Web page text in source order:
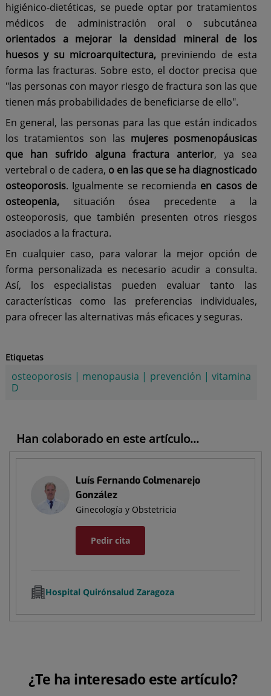
higiénico-dietéticas, se puede optar por tratamientos
médicos de administración oral o subcutánea
orientados a mejorar la densidad mineral de los
huesos y su microarquitectura, previniendo de esta
forma las fracturas. Sobre esto, el doctor precisa que
"las personas con mayor riesgo de fractura son las que
tienen más probabilidades de beneficiarse de ello".
En general, las personas para las que están indicados
los tratamientos son las mujeres posmenopáusicas
que han sufrido alguna fractura anterior, ya sea
vertebral o de cadera, o en las que se ha diagnosticado
osteoporosis. Igualmente se recomienda en casos de
osteopenia,situación ósea precedente a la
osteoporosis, que también presenten otros riesgos
asociados a la fractura.
En cualquier caso, para valorar la mejor opción de
forma personalizada es necesario acudir a consulta.
Así, los especialistas pueden evaluar tanto las
características como las preferencias individuales,
para ofrecer las alternativas más eficaces y seguras.
Etiquetas
osteoporosis | menopausia | prevención |vitamina
D
Han colaborado en este artículo...
Luís Fernando Colmenarejo
González
Ginecología y Obstetricia
Pedir cita
Hospital Quirónsalud Zaragoza
¿Te ha interesado este artículo?